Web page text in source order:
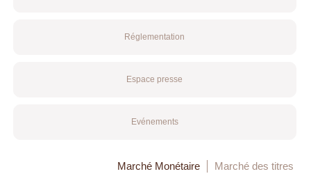
Réglementation
Espace presse
Evénements
Marché Monétaire Marché des titres